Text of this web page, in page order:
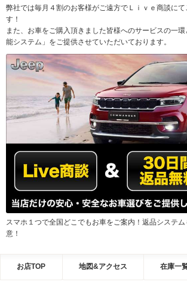
弊社では毎月４割のお客様がご遠方でＬｉｖｅ商談にて
す！
また、お車をご購入頂きました皆様へのサービスの一
能システム」をご提供させていただいております。
スマホ１つで全国どこでもお車をご案内！返品システム
意！
お店TOP 地図&アクセス 在庫一